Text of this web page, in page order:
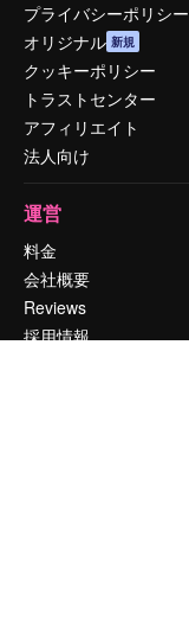
プライバシーポリシー
オリジナル 新規
クッキーポリシー
トラストセンター
アフィリエイト
法人向け
運営
料金
会社概要
Reviews
採用情報